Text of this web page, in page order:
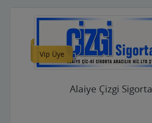
Av Malzemeleri
Avukatlar ve Hukuk Büroları
Ayakkabıcılar ve Çantacılar
Balık Evi Restaurant
Vip Üye
Alaiye Çizgi Sigorta